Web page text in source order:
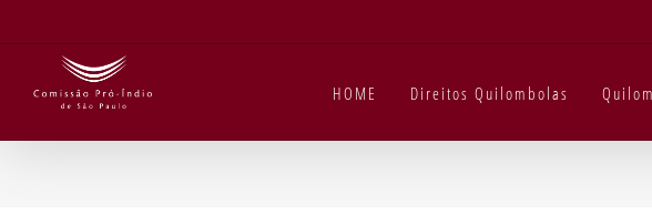
HOME Direitos Quilombolas